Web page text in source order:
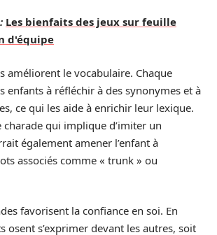
Les bienfaits des jeux sur feuille
d'équipe
améliorent le vocabulaire. Chaque
enfants à réfléchir à des synonymes et à
ce qui les aide à enrichir leur lexique.
charade qui implique d’imiter un
également amener l’enfant à
associés comme « trunk » ou
favorisent la confiance en soi. En
osent s’exprimer devant les autres, soit